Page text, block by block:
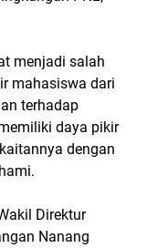
menjadi salah
mahasiswa dari
terhadap
daya pikir
dengan
Direktur
Nanang